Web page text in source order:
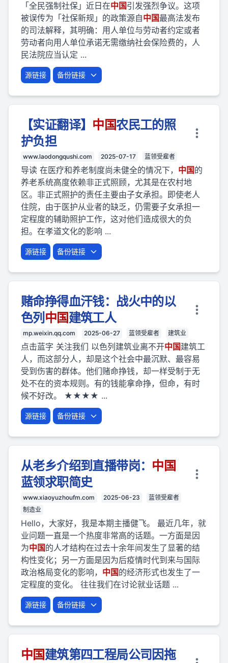
「全民强制社保」近日在中国引发强烈争议。这项
被误传为「社保新规」的政策源自中国最高法发布
的司法解释，其明确：用人单位与劳动者约定或者
劳动者向用人单位承诺无需缴纳社会保险费的，人
民法院应当认定 ...
源链接 备份链接
【实证翻译】 中国农民工的照
护负担
www.laodongqushi.com 2025-07-17 蓝领受雇者
导读 在医疗和养老制度尚未健全的情况下， 中国的
养老系统高度依赖非正式照顾，尤其是在农村地
区。非正式照护的责任主要由子女承担。即使老人
住院，由于医护从业者的缺乏，仍需要子女承担一
定程度的辅助照护工作，这对他们造成很大的负
担。在孝道文化的影响 ...
源链接 备份链接
赌命挣得血汗钱：战火中的以
色列 中国建筑工人
mp.weixin.qq.com 2025-06-27 蓝领受雇者 建筑业
点击蓝字 关注我们 以色列建筑业离不开中国建筑工
人，而这部分人，却是这个社会中最沉默、最容易
受到伤害的群体。他们赌命挣钱，却一样受制于无
处不在的资本规则。有的钱能拿命挣，但命，有时
候不好改。 ★★★★ ...
源链接 备份链接
从老乡介绍到直播带岗： 中国
蓝领求职简史
www.xiaoyuzhoufm.com 2025-06-23
蓝领受雇者
制造业
Hello，大家好，我是本期主播健飞。 最近几年，就
业问题一直是一个热度非常高的话题。一方面是因
为中国的人才结构在过去十余年间发生了显著的结
构性变化；另一方面是因为后疫情时代到来与国际
政治格局变化的影响， 中国的经济形式也发生了一
定程度的变化。 往往我们在讨论就业话题 ...
源链接 备份链接
中国建筑第四工程局公司因拖